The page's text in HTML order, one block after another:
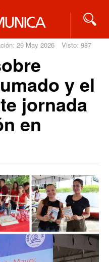
29 May 2026 Visto: 987
y el
jornada
en